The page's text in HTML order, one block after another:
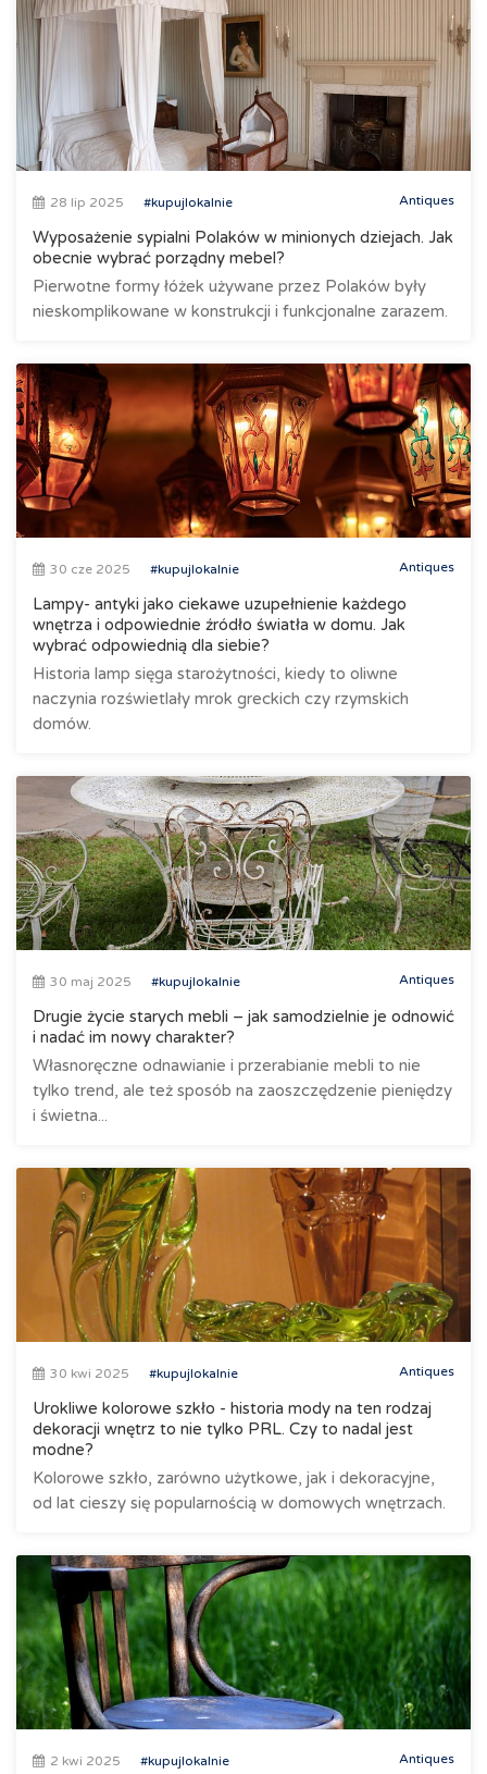
28 lip 2025 #kupujlokalnie Antiques
Wyposażenie sypialni Polaków w minionych dziejach. Jak
obecnie wybrać porządny mebel?
Pierwotne formy łóżek używane przez Polaków były
nieskomplikowane w konstrukcji i funkcjonalne zarazem.
30 cze 2025 #kupujlokalnie Antiques
Lampy- antyki jako ciekawe uzupełnienie każdego
wnętrza i odpowiednie źródło światła w domu. Jak
wybrać odpowiednią dla siebie?
Historia lamp sięga starożytności, kiedy to oliwne
naczynia rozświetlały mrok greckich czy rzymskich
domów.
30 maj 2025 #kupujlokalnie Antiques
Drugie życie starych mebli – jak samodzielnie je odnowić
i nadać im nowy charakter?
Własnoręczne odnawianie i przerabianie mebli to nie
tylko trend, ale też sposób na zaoszczędzenie pieniędzy
i świetna...
30 kwi 2025 #kupujlokalnie Antiques
Urokliwe kolorowe szkło - historia mody na ten rodzaj
dekoracji wnętrz to nie tylko PRL. Czy to nadal jest
modne?
Kolorowe szkło, zarówno użytkowe, jak i dekoracyjne,
od lat cieszy się popularnością w domowych wnętrzach.
2 kwi 2025 #kupujlokalnie Antiques